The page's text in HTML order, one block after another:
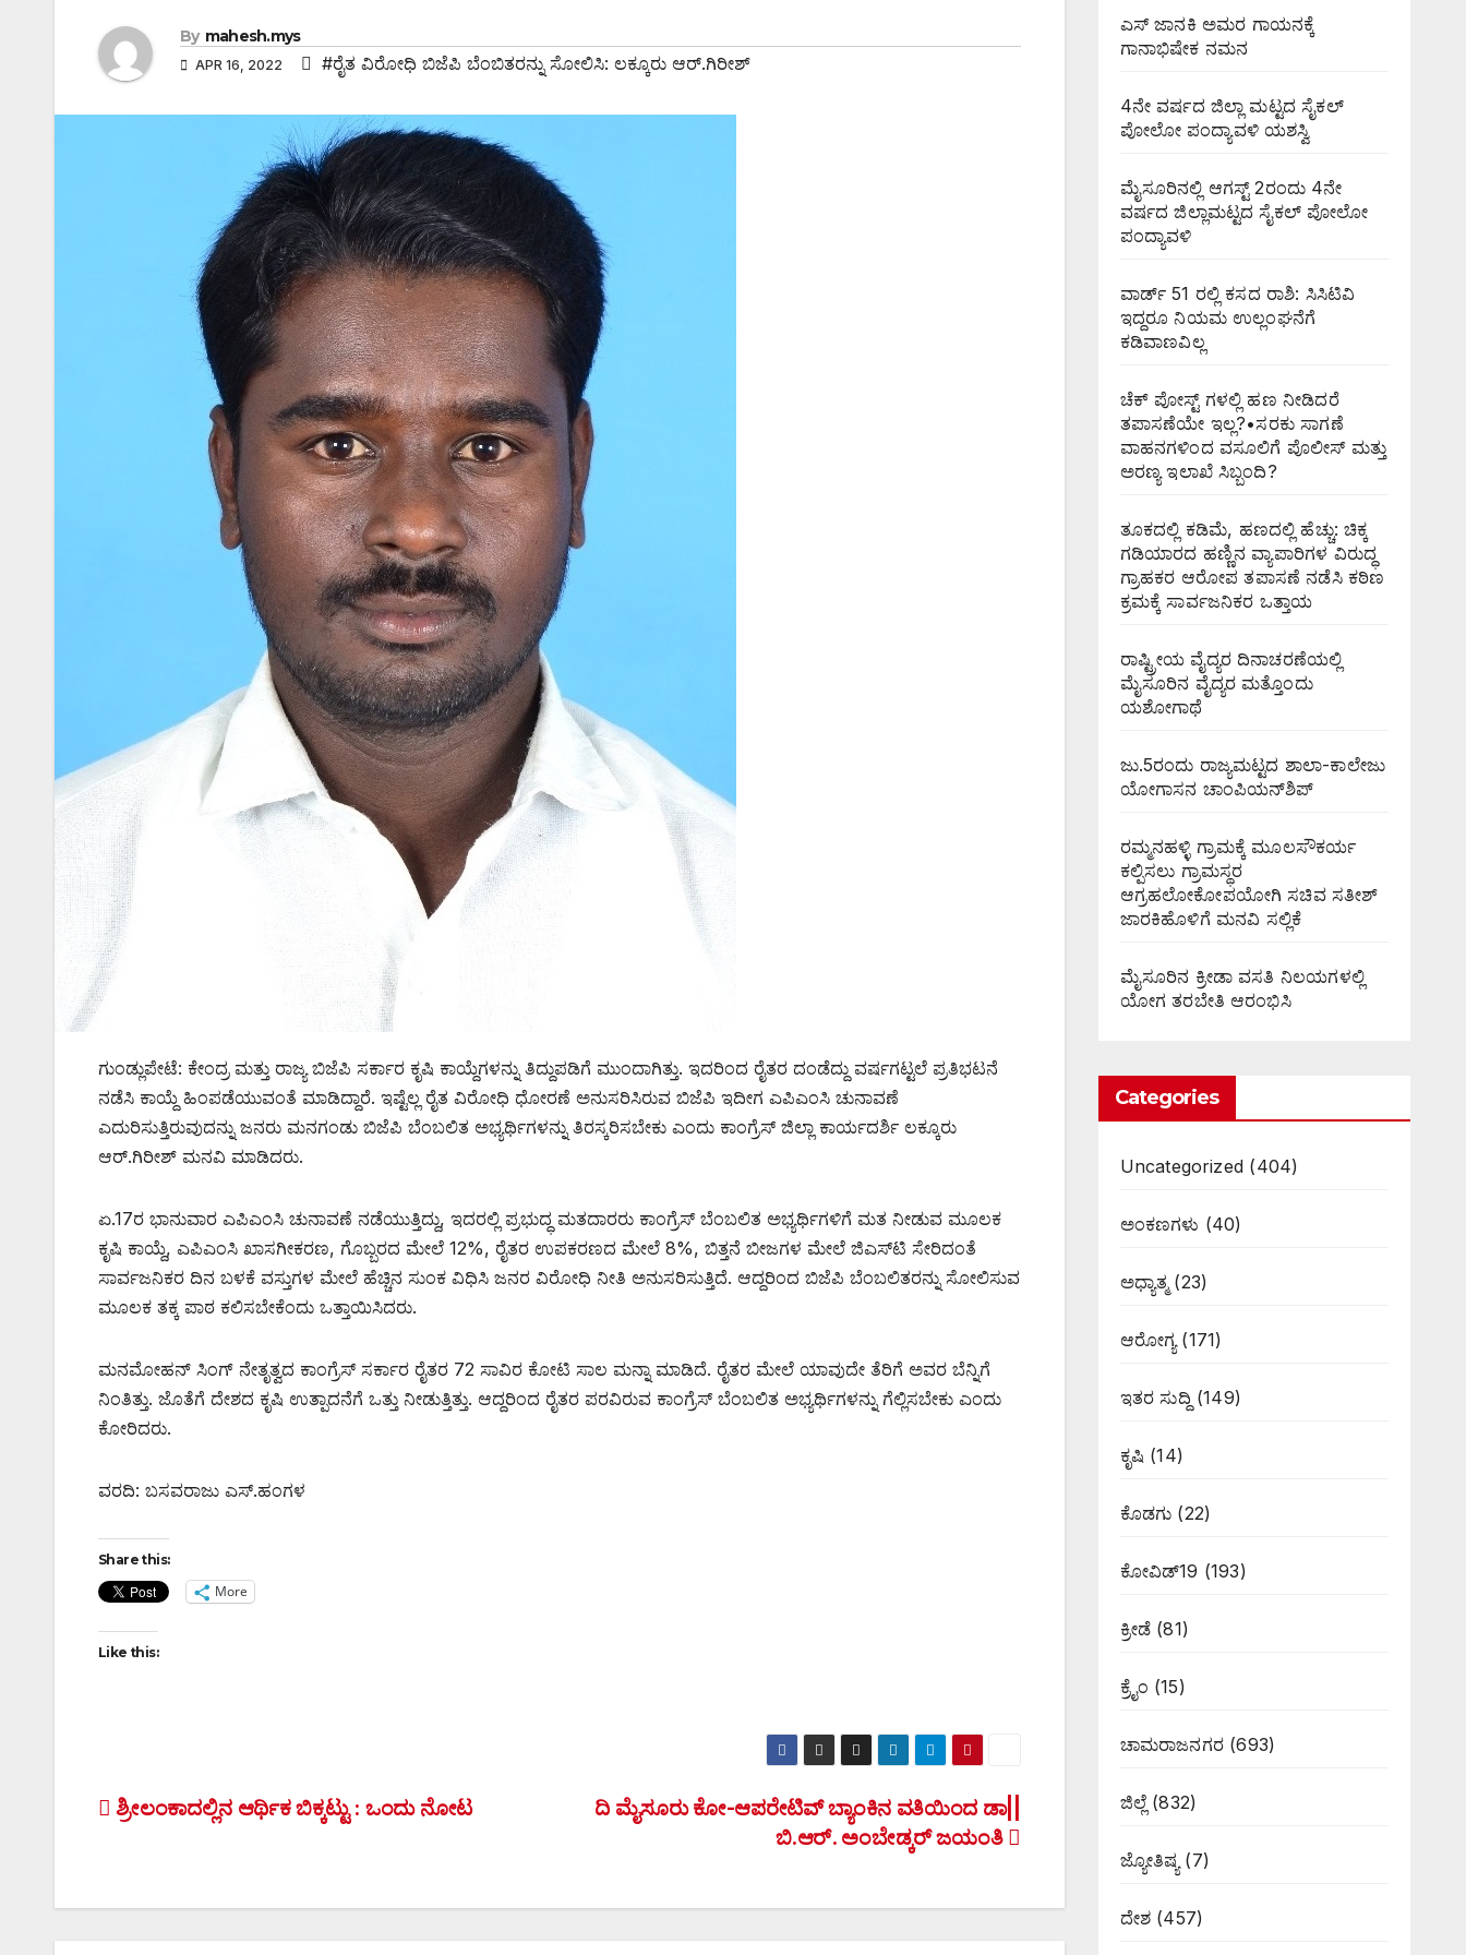
By mahesh.mys
APR 16, 2022 #ರೈತ ವಿರೋಧಿ ಬಿಜೆಪಿ ಬೆಂಬಿತರನ್ನು ಸೋಲಿಸಿ: ಲಕ್ಕೂರು ಆರ್.ಗಿರೀಶ್
ಗುಂಡ್ಲುಪೇಟೆ: ಕೇಂದ್ರ ಮತ್ತು ರಾಜ್ಯ ಬಿಜೆಪಿ ಸರ್ಕಾರ ಕೃಷಿ ಕಾಯ್ದೆಗಳನ್ನು ತಿದ್ದುಪಡಿಗೆ ಮುಂದಾಗಿತ್ತು. ಇದರಿಂದ ರೈತರ ದಂಡೆದ್ದು ವರ್ಷಗಟ್ಟಲೆ ಪ್ರತಿಭಟನೆ
ನಡೆಸಿ ಕಾಯ್ದೆ ಹಿಂಪಡೆಯುವಂತೆ ಮಾಡಿದ್ದಾರೆ. ಇಷ್ಟೆಲ್ಲ ರೈತ ವಿರೋಧಿ ಧೋರಣೆ ಅನುಸರಿಸಿರುವ ಬಿಜೆಪಿ ಇದೀಗ ಎಪಿಎಂಸಿ ಚುನಾವಣೆ
ಎದುರಿಸುತ್ತಿರುವುದನ್ನು ಜನರು ಮನಗಂಡು ಬಿಜೆಪಿ ಬೆಂಬಲಿತ ಅಭ್ಯರ್ಥಿಗಳನ್ನು ತಿರಸ್ಕರಿಸಬೇಕು ಎಂದು ಕಾಂಗ್ರೆಸ್ ಜಿಲ್ಲಾ ಕಾರ್ಯದರ್ಶಿ ಲಕ್ಕೂರು
ಆರ್.ಗಿರೀಶ್ ಮನವಿ ಮಾಡಿದರು.
ಏ.17ರ ಭಾನುವಾರ ಎಪಿಎಂಸಿ ಚುನಾವಣೆ ನಡೆಯುತ್ತಿದ್ದು, ಇದರಲ್ಲಿ ಪ್ರಭುದ್ಧ ಮತದಾರರು ಕಾಂಗ್ರೆಸ್ ಬೆಂಬಲಿತ ಅಭ್ಯರ್ಥಿಗಳಿಗೆ ಮತ ನೀಡುವ ಮೂಲಕ
ಕೃಷಿ ಕಾಯ್ದೆ, ಎಪಿಎಂಸಿ ಖಾಸಗೀಕರಣ, ಗೊಬ್ಬರದ ಮೇಲೆ 12%, ರೈತರ ಉಪಕರಣದ ಮೇಲೆ 8%, ಬಿತ್ತನೆ ಬೀಜಗಳ ಮೇಲೆ ಜಿಎಸ್‍ಟಿ ಸೇರಿದಂತೆ
ಸಾರ್ವಜನಿಕರ ದಿನ ಬಳಕೆ ವಸ್ತುಗಳ ಮೇಲೆ ಹೆಚ್ಚಿನ ಸುಂಕ ವಿಧಿಸಿ ಜನರ ವಿರೋಧಿ ನೀತಿ ಅನುಸರಿಸುತ್ತಿದೆ. ಆದ್ದರಿಂದ ಬಿಜೆಪಿ ಬೆಂಬಲಿತರನ್ನು ಸೋಲಿಸುವ
ಮೂಲಕ ತಕ್ಕ ಪಾಠ ಕಲಿಸಬೇಕೆಂದು ಒತ್ತಾಯಿಸಿದರು.
ಮನಮೋಹನ್ ಸಿಂಗ್ ನೇತೃತ್ವದ ಕಾಂಗ್ರೆಸ್ ಸರ್ಕಾರ ರೈತರ 72 ಸಾವಿರ ಕೋಟಿ ಸಾಲ ಮನ್ನಾ ಮಾಡಿದೆ. ರೈತರ ಮೇಲೆ ಯಾವುದೇ ತೆರಿಗೆ ಅವರ ಬೆನ್ನಿಗೆ
ನಿಂತಿತ್ತು. ಜೊತೆಗೆ ದೇಶದ ಕೃಷಿ ಉತ್ಪಾದನೆಗೆ ಒತ್ತು ನೀಡುತ್ತಿತ್ತು. ಆದ್ದರಿಂದ ರೈತರ ಪರವಿರುವ ಕಾಂಗ್ರೆಸ್ ಬೆಂಬಲಿತ ಅಭ್ಯರ್ಥಿಗಳನ್ನು ಗೆಲ್ಲಿಸಬೇಕು ಎಂದು
ಕೋರಿದರು.
ವರದಿ: ಬಸವರಾಜು ಎಸ್.ಹಂಗಳ
Share this:
More
Like this:
Post
ದಿ ಮೈಸೂರು ಕೋ-ಆಪರೇಟಿವ್ ಬ್ಯಾಂಕಿನ ವತಿಯಿಂದ ಡಾ||
ಬಿ.ಆರ್. ಅಂಬೇಡ್ಕರ್ ಜಯಂತಿ
ಶ್ರೀಲಂಕಾದಲ್ಲಿನ ಆರ್ಥಿಕ ಬಿಕ್ಕಟ್ಟು : ಒಂದು ನೋಟ
ಎಸ್ ಜಾನಕಿ ಅಮರ ಗಾಯನಕ್ಕೆ
ಗಾನಾಭಿಷೇಕ ನಮನ
4ನೇ ವರ್ಷದ ಜಿಲ್ಲಾ ಮಟ್ಟದ ಸೈಕಲ್
ಪೋಲೋ ಪಂದ್ಯಾವಳಿ ಯಶಸ್ವಿ
ಮೈಸೂರಿನಲ್ಲಿ ಆಗಸ್ಟ್‌ 2ರಂದು 4ನೇ
ವರ್ಷದ ಜಿಲ್ಲಾಮಟ್ಟದ ಸೈಕಲ್ ಪೋಲೋ
ಪಂದ್ಯಾವಳಿ
ವಾರ್ಡ್ 51 ರಲ್ಲಿ ಕಸದ ರಾಶಿ: ಸಿಸಿಟಿವಿ
ಇದ್ದರೂ ನಿಯಮ ಉಲ್ಲಂಘನೆಗೆ
ಕಡಿವಾಣವಿಲ್ಲ
ಚೆಕ್ ಪೋಸ್ಟ್ ಗಳಲ್ಲಿ ಹಣ ನೀಡಿದರೆ
ತಪಾಸಣೆಯೇ ಇಲ್ಲ?•ಸರಕು ಸಾಗಣೆ
ವಾಹನಗಳಿಂದ ವಸೂಲಿಗೆ ಪೊಲೀಸ್ ಮತ್ತು
ಅರಣ್ಯ ಇಲಾಖೆ ಸಿಬ್ಬಂದಿ?
ತೂಕದಲ್ಲಿ ಕಡಿಮೆ, ಹಣದಲ್ಲಿ ಹೆಚ್ಚು: ಚಿಕ್ಕ
ಗಡಿಯಾರದ ಹಣ್ಣಿನ ವ್ಯಾಪಾರಿಗಳ ವಿರುದ್ಧ
ಗ್ರಾಹಕರ ಆರೋಪ ತಪಾಸಣೆ ನಡೆಸಿ ಕಠಿಣ
ಕ್ರಮಕ್ಕೆ ಸಾರ್ವಜನಿಕರ ಒತ್ತಾಯ
ರಾಷ್ಟ್ರೀಯ ವೈದ್ಯರ ದಿನಾಚರಣೆಯಲ್ಲಿ
ಮೈಸೂರಿನ ವೈದ್ಯರ ಮತ್ತೊಂದು
ಯಶೋಗಾಥೆ
ಜು.5ರಂದು ರಾಜ್ಯಮಟ್ಟದ ಶಾಲಾ-ಕಾಲೇಜು
ಯೋಗಾಸನ ಚಾಂಪಿಯನ್‌ಶಿಪ್
ರಮ್ಮನಹಳ್ಳಿ ಗ್ರಾಮಕ್ಕೆ ಮೂಲಸೌಕರ್ಯ
ಕಲ್ಪಿಸಲು ಗ್ರಾಮಸ್ಥರ
ಆಗ್ರಹಲೋಕೋಪಯೋಗಿ ಸಚಿವ ಸತೀಶ್
ಜಾರಕಿಹೊಳಿಗೆ ಮನವಿ ಸಲ್ಲಿಕೆ
ಮೈಸೂರಿನ ಕ್ರೀಡಾ ವಸತಿ ನಿಲಯಗಳಲ್ಲಿ
ಯೋಗ ತರಬೇತಿ ಆರಂಭಿಸಿ
Categories
Uncategorized (404)
ಅಂಕಣಗಳು (40)
ಅಧ್ಯಾತ್ಮ(23)
ಆರೋಗ್ಯ(171)
ಇತರ ಸುದ್ದಿ (149)
ಕೃಷಿ (14)
ಕೊಡಗು (22)
ಕೋವಿಡ್19 (193)
ಕ್ರೀಡೆ(81)
ಕ್ರೈಂ (15)
ಚಾಮರಾಜನಗರ(693)
ಜಿಲ್ಲೆ(832)
ಜ್ಯೋತಿಷ್ಯ (7)
ದೇಶ(457)